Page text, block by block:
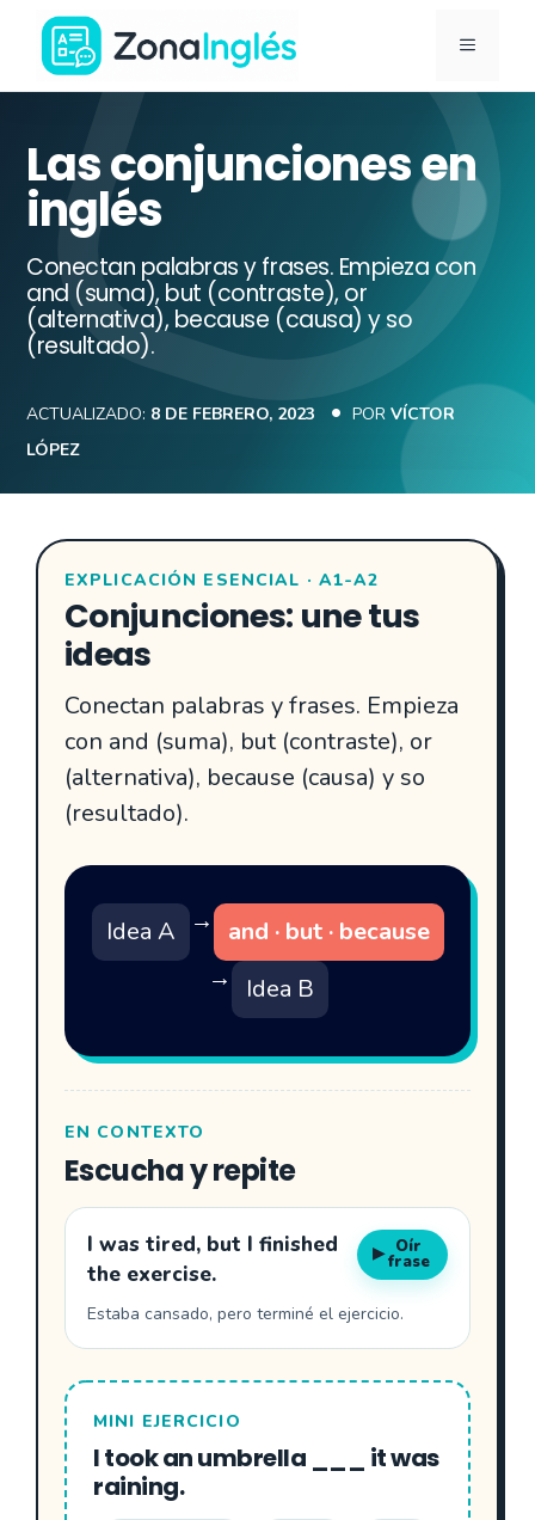
Saltar
contenido
Ir
la
portada
ZonaInglés
MENÚ
Las conjunciones en
inglés
Conectan palabras y frases. Empieza con
and (suma), but (contraste), or
(alternativa), because (causa) y so
(resultado).
ACTUALIZADO: 8 DE FEBRERO, 2023 POR VÍCTOR
LÓPEZ
EXPLICACIÓN ESENCIAL · A1-A2
Conjunciones: une tus
ideas
Conectan palabras y frases. Empieza
con and (suma), but (contraste), or
(alternativa), because (causa) y so
(resultado).
Idea A →
and · but · because
→
Idea B
EN CONTEXTO
Escucha y repite
I was tired, but I finished
the exercise.
▶ Oír
frase
Estaba cansado, pero terminé el ejercicio.
MINI EJERCICIO
I took an umbrella ___ it was
raining.